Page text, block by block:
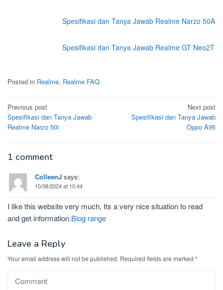
Spesifikasi dan Tanya Jawab Realme Narzo 50A
Spesifikasi dan Tanya Jawab Realme GT Neo2T
Posted in Realme, Realme FAQ
Post
navigation
Previous post
Spesifikasi dan Tanya Jawab
Realme Narzo 50i
Next post
Spesifikasi dan Tanya Jawab
Oppo A95
1 comment
ColleenJ says:
10/08/2024 at 10:44
I like this website very much, Its a very nice situation to read
and get information.Blog range
Leave a Reply
Your email address will not be published. Required fields are marked *